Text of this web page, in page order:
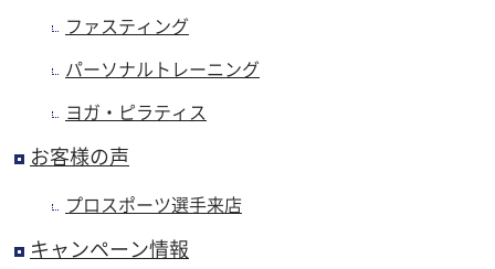
ファスティング
パーソナルトレーニング
ヨガ・ピラティス
お客様の声
プロスポーツ選手来店
キャンペーン情報